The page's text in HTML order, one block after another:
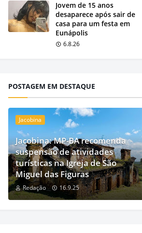
Jovem de 15 anos
desaparece após sair de
casa para um festa em
Eunápolis
6.8.26
POSTAGEM EM DESTAQUE
Jacobina
Jacobina: MP-BA recomenda
suspensão de atividades
turísticas na Igreja de São
Miguel das Figuras
Redação 16.9.25